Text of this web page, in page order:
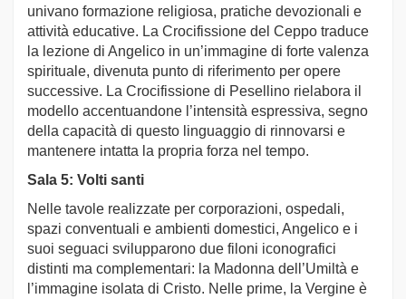
univano formazione religiosa, pratiche devozionali e
attività educative. La Crocifissione del Ceppo traduce
la lezione di Angelico in un’immagine di forte valenza
spirituale, divenuta punto di riferimento per opere
successive. La Crocifissione di Pesellino rielabora il
modello accentuandone l’intensità espressiva, segno
della capacità di questo linguaggio di rinnovarsi e
mantenere intatta la propria forza nel tempo.
Sala 5: Volti santi
Nelle tavole realizzate per corporazioni, ospedali,
spazi conventuali e ambienti domestici, Angelico e i
suoi seguaci svilupparono due filoni iconografici
distinti ma complementari: la Madonna dell’Umiltà e
l’immagine isolata di Cristo. Nelle prime, la Vergine è